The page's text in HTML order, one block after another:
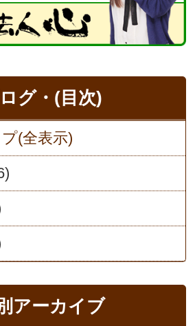
グ・(目次)
(全表示)
アーカイブ